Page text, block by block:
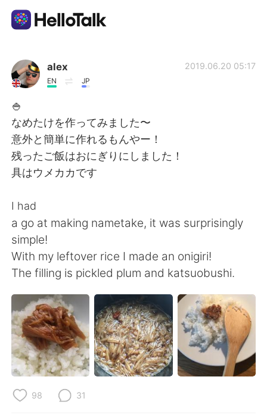
App di scambio linguistico
AI Grammar Checker
Italiano
English
繁體中文
العربية
Deutsch 日本語
한국어 Русский
ไทย Indonesia
Türkçe Tiếng Việt
Português
alex
EN JP
2019.06.20 05:17
🍚
なめたけを作ってみました〜
意外と簡単に作れるもんやー！
残ったご飯はおにぎりにしました！
具はウメカカです
I had
a go at making nametake, it was surprisingly
simple!
With my leftover rice I made an onigiri!
The filling is pickled plum and katsuobushi.
98 31